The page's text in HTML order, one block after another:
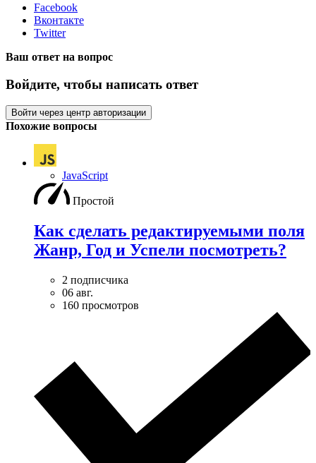
Facebook
Вконтакте
Twitter
Ваш ответ на вопрос
Войдите, чтобы написать ответ
Войти через центр авторизации
Похожие вопросы
JavaScript
Простой
Как сделать редактируемыми поля
Жанр, Год и Успели посмотреть?
2 подписчика
06 авг.
160 просмотров